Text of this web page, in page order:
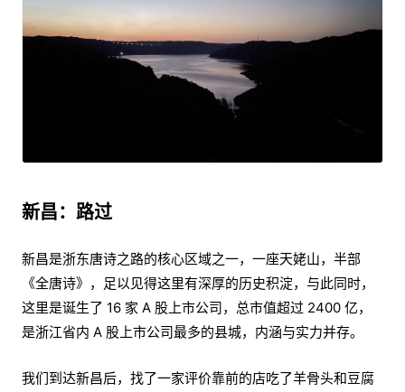
新昌：路过
新昌是浙东唐诗之路的核心区域之一，一座天姥山，半部
《全唐诗》，足以见得这里有深厚的历史积淀，与此同时，
这里是诞生了 16 家 A 股上市公司，总市值超过 2400 亿，
是浙江省内 A 股上市公司最多的县城，内涵与实力并存。
我们到达新昌后，找了一家评价靠前的店吃了羊骨头和豆腐